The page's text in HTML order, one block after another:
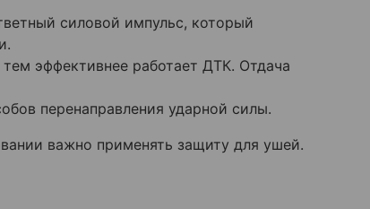
силовой импульс, который
эффективнее работает ДТК. Отдача
перенаправления ударной силы.
важно применять защиту для ушей.